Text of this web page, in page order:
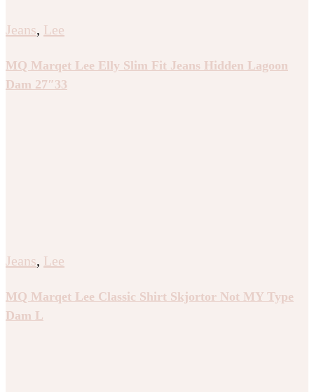
Jeans, Lee
MQ Marqet Lee Elly Slim Fit Jeans Hidden Lagoon
Dam 27″33
Jeans, Lee
MQ Marqet Lee Classic Shirt Skjortor Not MY Type
Dam L